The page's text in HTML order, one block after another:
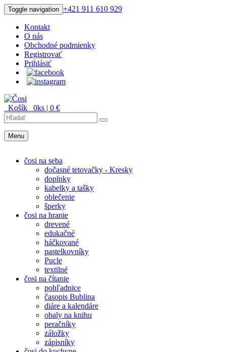
Toggle navigation +421 911 610 929
Kontakt
O nás
Obchodné podmienky
Registrovať
Prihlásiť
Košík 0ks | 0 €
Menu
čosi na seba
dočasné tetovačky - Kresky
doplnky
kabelky a tašky
oblečenie
šperky
čosi na hranie
drevené
edukačné
háčkované
pastelkovníky
Pucle
textilné
čosi na čítanie
pohľadnice
časopis Bublina
diáre a kalendáre
obaly na knihu
peračníky
záložky
zápisníky